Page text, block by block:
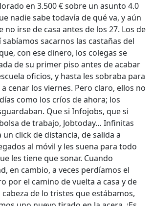
en 3.500 € sobre un asunto 4.0
nadie sabe todavía de qué va, y aún
no irse de casa antes de los 27. Los de
sacarnos las castañas del
con ese dinero, los colegas se
de su primer piso antes de acabar
oficios, y hasta les sobraba para
cenar los viernes. Pero claro, ellos no
como los críos de ahora; los
Que si Infojobs, que si
de trabajo, Jobtoday… Infinitas
click de distancia, de salida a
al móvil y les suena para todo
les tiene que sonar. Cuando
en cambio, a veces perdíamos el
por el camino de vuelta a casa y de
de lo tristes que estábamos,